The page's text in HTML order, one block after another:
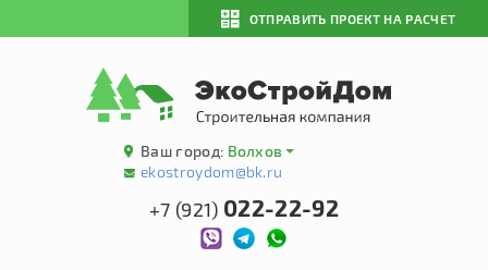
ОТПРАВИТЬ ПРОЕКТ НА РАСЧЕТ
Ваш город: Волхов
ekostroydom@bk.ru
+7 (921) 022-22-92